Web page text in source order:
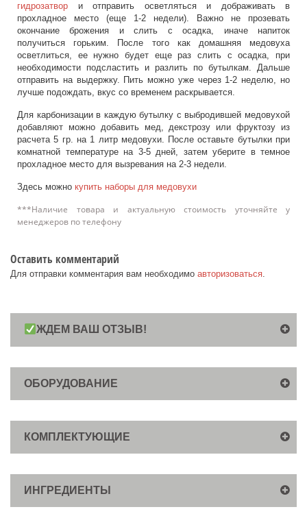
гидрозатвор и отправить осветляться и дображивать в
прохладное место (еще 1-2 недели). Важно не прозевать
окончание брожения и слить с осадка, иначе напиток
получиться горьким. После того как домашняя медовуха
осветлиться, ее нужно будет еще раз слить с осадка, при
необходимости подсластить и разлить по бутылкам. Дальше
отправить на выдержку. Пить можно уже через 1-2 неделю, но
лучше подождать, вкус со временем раскрывается.
Для карбонизации в каждую бутылку с выбродившей медовухой
добавляют можно добавить мед, декстрозу или фруктозу из
расчета 5 гр. на 1 литр медовухи. После оставьте бутылки при
комнатной температуре на 3-5 дней, затем уберите в темное
прохладное место для вызревания на 2-3 недели.
Здесь можно купить наборы для медовухи
***Наличие товара и актуальную стоимость уточняйте у
менеджеров по телефону
Оставить комментарий
Для отправки комментария вам необходимо авторизоваться.
ЖДЕМ ВАШ ОТЗЫВ!
ОБОРУДОВАНИЕ
КОМПЛЕКТУЮЩИЕ
ИНГРЕДИЕНТЫ